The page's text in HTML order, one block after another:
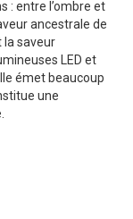
: entre l’ombre et
ancestrale de
la saveur
LED et
émet beaucoup
une